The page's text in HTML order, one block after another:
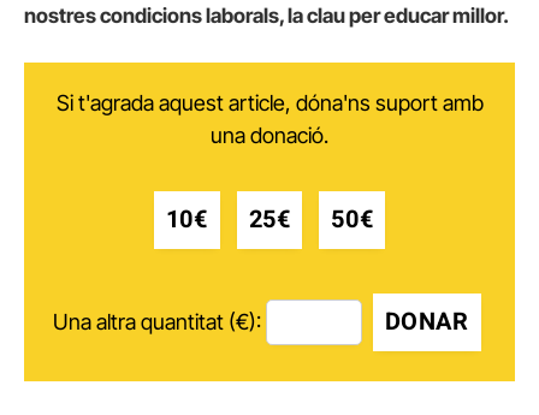
nostres condicions laborals, la clau per educar millor.
Si t'agrada aquest article, dóna'ns suport amb
una donació.
10€ 25€ 50€
Una altra quantitat (€): DONAR